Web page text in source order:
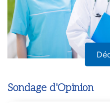
Sondage d'Opinion